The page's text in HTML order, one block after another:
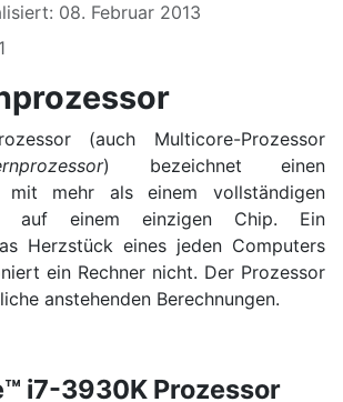
08. Februar 2013
(auch Multicore-Prozessor
) bezeichnet einen
mit mehr als einem vollständigen
auf einem einzigen Chip. Ein
Herzstück eines jeden Computers
ein Rechner nicht. Der Prozessor
anstehenden Berechnungen.
i7-3930K Prozessor